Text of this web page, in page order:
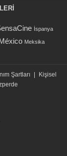
İspanya
Meksika
Şartları
Kişisel